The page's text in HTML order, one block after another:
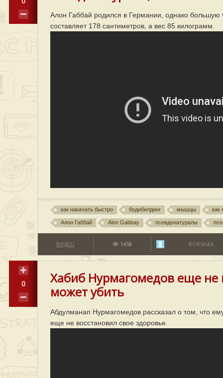
Алон Габбай родился в Германии, однако большую
составляет 178 сантиметров, а вес 85 килограмм.
как накачать быстро бодибилдинг мышцы как
Алон Габбай Alon Gabbay псевдонатуралы
ВИДЕО 1458 RORSHAX
0
Хабиб Нурмагомедов еще не
может убить
Абдулманап Нурмагомедов рассказал о том, что
еще не восстановил свое здоровье.